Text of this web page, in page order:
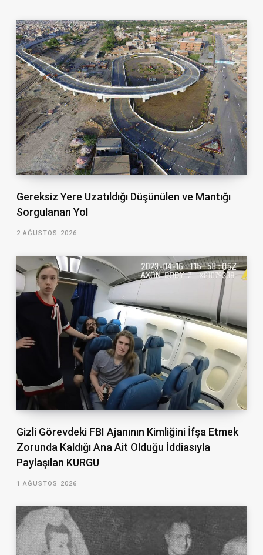
Gereksiz Yere Uzatıldığı Düşünülen ve Mantığı
Sorgulanan Yol
2 AĞUSTOS 2026
Gizli Görevdeki FBI Ajanının Kimliğini İfşa Etmek
Zorunda Kaldığı Ana Ait Olduğu İddiasıyla
Paylaşılan KURGU
1 AĞUSTOS 2026